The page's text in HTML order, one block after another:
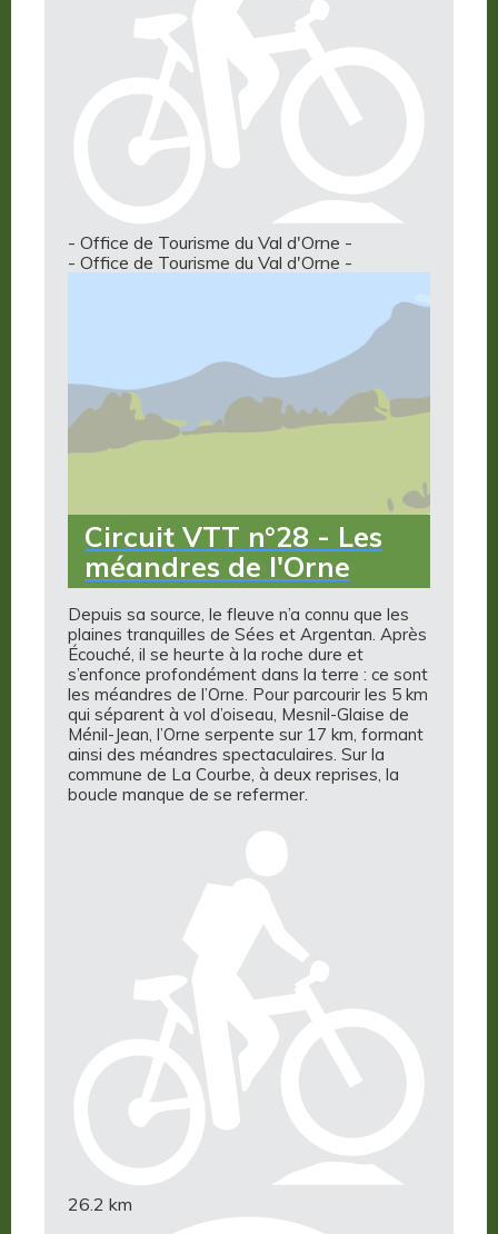
- Office de Tourisme du Val d'Orne -
- Office de Tourisme du Val d'Orne -
Circuit VTT n°28 - Les
méandres de l'Orne
Depuis sa source, le fleuve n’a connu que les
plaines tranquilles de Sées et Argentan. Après
Écouché, il se heurte à la roche dure et
s’enfonce profondément dans la terre : ce sont
les méandres de l’Orne. Pour parcourir les 5 km
qui séparent à vol d’oiseau, Mesnil-Glaise de
Ménil-Jean, l’Orne serpente sur 17 km, formant
ainsi des méandres spectaculaires. Sur la
commune de La Courbe, à deux reprises, la
boucle manque de se refermer.
26.2 km